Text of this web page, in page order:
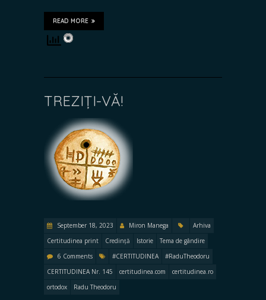
READ MORE
TREZIȚI-VĂ!
September 18, 2023 Miron Manega
Arhiva
Certitudinea print
Credință Istorie
Tema de gândire
6 Comments
#CERTITUDINEA
#RaduTheodoru
CERTITUDINEA Nr. 145
certitudinea.com
certitudinea.ro
ortodox
Radu Theodoru